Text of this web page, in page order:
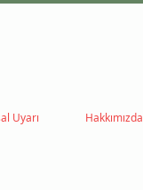
Uyarı Hakkımızda